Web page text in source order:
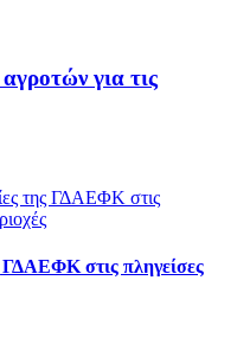
για τις
στις πληγείσες